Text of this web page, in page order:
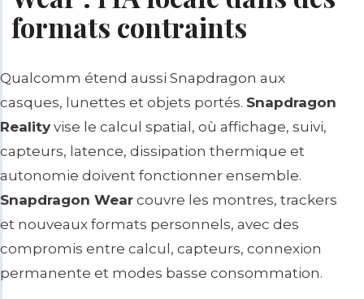
formats contraints
Qualcomm étend aussi Snapdragon aux
casques, lunettes et objets portés. Snapdragon
Reality vise le calcul spatial, où affichage, suivi,
capteurs, latence, dissipation thermique et
autonomie doivent fonctionner ensemble.
Snapdragon Wear couvre les montres, trackers
et nouveaux formats personnels, avec des
compromis entre calcul, capteurs, connexion
permanente et modes basse consommation.